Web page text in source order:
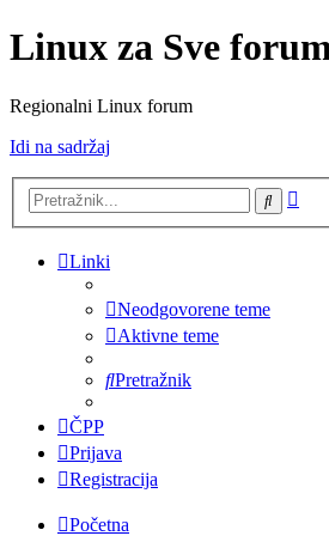
Linux za Sve
Regionalni Linux forum
Idi na sadržaj
Linki
Neodgovorene teme
Aktivne teme
Pretražnik
ČPP
Prijava
Registracija
Početna